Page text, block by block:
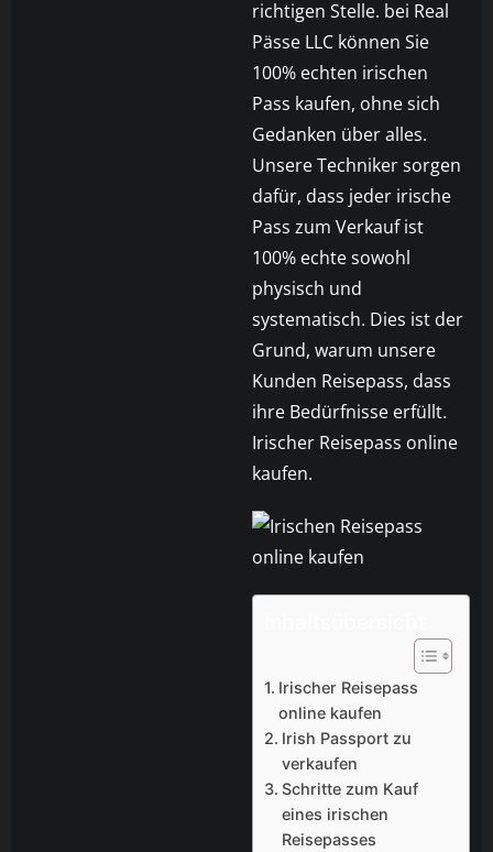
richtigen Stelle. bei Real
Pässe LLC können Sie
100% echten irischen
Pass kaufen, ohne sich
Gedanken über alles.
Unsere Techniker sorgen
dafür, dass jeder irische
Pass zum Verkauf ist
100% echte sowohl
physisch und
systematisch. Dies ist der
Grund, warum unsere
Kunden Reisepass, dass
ihre Bedürfnisse erfüllt.
Irischer Reisepass online
kaufen.
Irischer Reisepass
online kaufen
Irish Passport zu
verkaufen
Schritte zum Kauf
eines irischen
Reisepasses